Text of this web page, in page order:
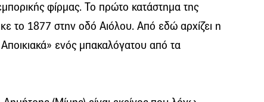
φίρμας. Το πρώτο κατάστημα της
το 1877 στην οδό Αιόλου. Από εδώ αρχίζει η
ενός μπακαλόγατου από τα